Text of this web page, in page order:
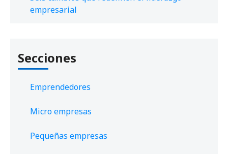
empresarial
Secciones
Emprendedores
Micro empresas
Pequeñas empresas